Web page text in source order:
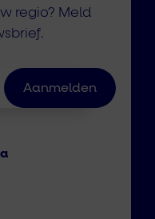
regio? Meld